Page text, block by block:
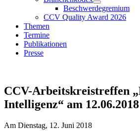
Beschwerdegremium
CCV Quality Award 2026
Themen
Termine
Publikationen
Presse
CCV-Arbeitskreistreffen
Intelligenz“ am
Am Dienstag, 12. Juni 2018